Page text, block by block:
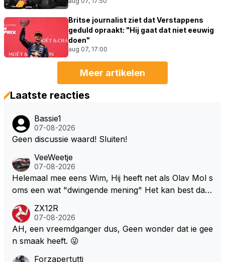
Britse journalist ziet dat Verstappens
geduld opraakt: "Hij gaat dat niet eeuwig
doen"
aug 07, 17:00
Meer artikelen
Laatste reacties
Bassie1
07-08-2026
Geen discussie waard! Sluiten!
VeeWeetje
07-08-2026
Helemaal mee eens Wim, Hij heeft net als Olav Mol s
oms een wat "dwingende mening" Het kan best dat
l bij Windsor op te roepen. Maar in een tijd zonder r
aces zijn dit leuke berichtjes
ZX12R
07-08-2026
AH, een vreemdganger dus, Geen wonder dat ie gee
n smaak heeft. 😜
Forzapertutti